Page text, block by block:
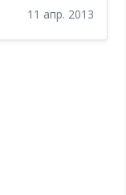
11 апр. 2013